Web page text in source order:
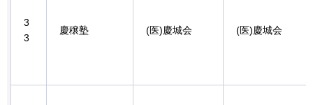
3
3
慶穣塾 (医)慶城会 (医)慶城会